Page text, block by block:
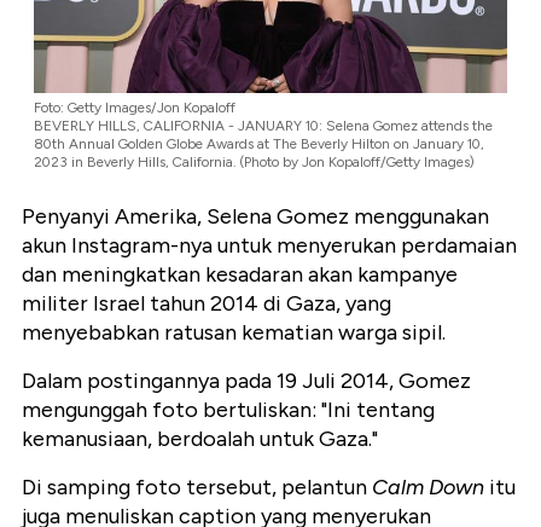
Foto: Getty Images/Jon Kopaloff
BEVERLY HILLS, CALIFORNIA - JANUARY 10: Selena Gomez attends the
80th Annual Golden Globe Awards at The Beverly Hilton on January 10,
2023 in Beverly Hills, California. (Photo by Jon Kopaloff/Getty Images)
Penyanyi Amerika, Selena Gomez menggunakan
akun Instagram-nya untuk menyerukan perdamaian
dan meningkatkan kesadaran akan kampanye
militer Israel tahun 2014 di Gaza, yang
menyebabkan ratusan kematian warga sipil.
Dalam postingannya pada 19 Juli 2014, Gomez
mengunggah foto bertuliskan: "Ini tentang
kemanusiaan, berdoalah untuk Gaza."
Di samping foto tersebut, pelantun Calm Down itu
juga menuliskan caption yang menyerukan